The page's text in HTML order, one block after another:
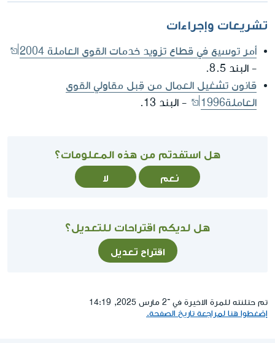
تشريعات وإجراءات
أمر توسيع في قطاع تزويد خدمات القوى العاملة 2004
- البند 8.5.
قانون تشغيل العمال من قِبل مقاولي القوى
العاملة1996
- البند 13.
هل استفدتم من هذه المعلومات؟
نعم لا
هل لديكم اقتراحات للتعديل؟
اقتراح تعديل
تم حتلنته للمرة الاخيرة في ־2 مارس 2025, 14:19
إضغطوا هنا لمراجعة تاريخ الصفحة.